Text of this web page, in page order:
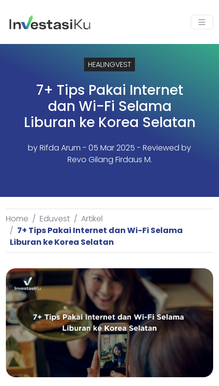
HEALINGVEST
7+ Tips Pakai Internet
dan Wi-Fi Selama
Liburan ke Korea Selatan
byRifda Arum - 05 Mar 2025 - Reviewed by
Revo Gilang Firdaus M.
Home Eduvest
Artikel
7+ Tips Pakai Internet dan Wi-Fi Selama
Liburan ke Korea Selatan